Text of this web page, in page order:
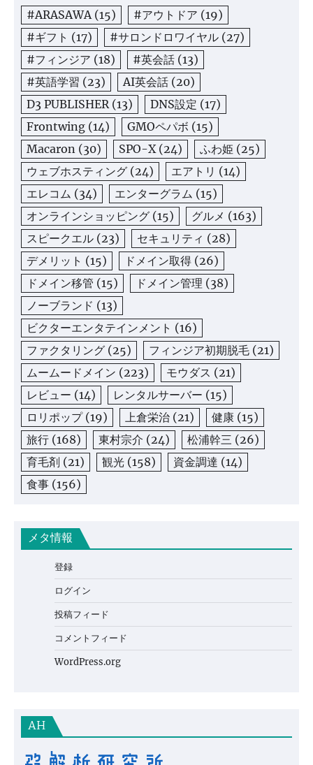
#ARASAWA(15) #アウトドア (19)
#ギフト (17) #サロンドロワイヤル (27)
#フィンジア (18) #英会話 (13)
#英語学習 (23) AI英会話 (20)
D3 PUBLISHER(13) DNS設定 (17)
Frontwing (14) GMOペパボ (15)
Macaron (30) SPO-X(24) ふわ姫 (25)
ウェブホスティング (24) エアトリ (14)
エレコム (34) エンターグラム (15)
オンラインショッピング (15) グルメ (163)
スピークエル (23) セキュリティ (28)
デメリット (15) ドメイン取得 (26)
ドメイン移管 (15) ドメイン管理 (38)
ノーブランド (13)
ビクターエンタテインメント (16)
ファクタリング (25) フィンジア初期脱毛 (21)
ムームードメイン (223) モウダス (21)
レビュー (14) レンタルサーバー (15)
ロリポップ(19) 上倉栄治 (21) 健康 (15)
旅行 (168) 東村宗介 (24) 松浦幹三 (26)
育毛剤 (21) 観光 (158) 資金調達 (14)
食事 (156)
メタ情報
登録
ログイン
投稿フィード
コメントフィード
WordPress.org
AH